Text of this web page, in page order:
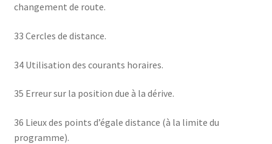
changement de route.
33 Cercles de distance.
34 Utilisation des courants horaires.
35 Erreur sur la position due à la dérive.
36 Lieux des points d’égale distance (à la limite du
programme).